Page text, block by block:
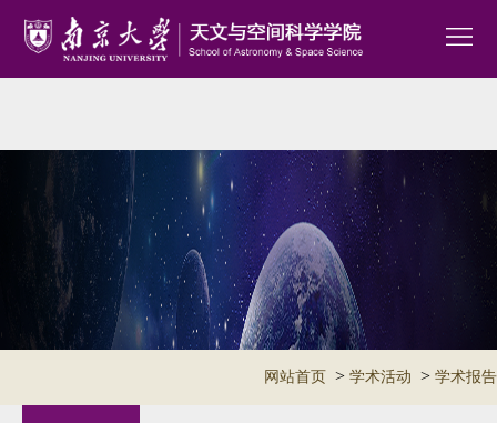
网站首页 > 学术活动 > 学术报告